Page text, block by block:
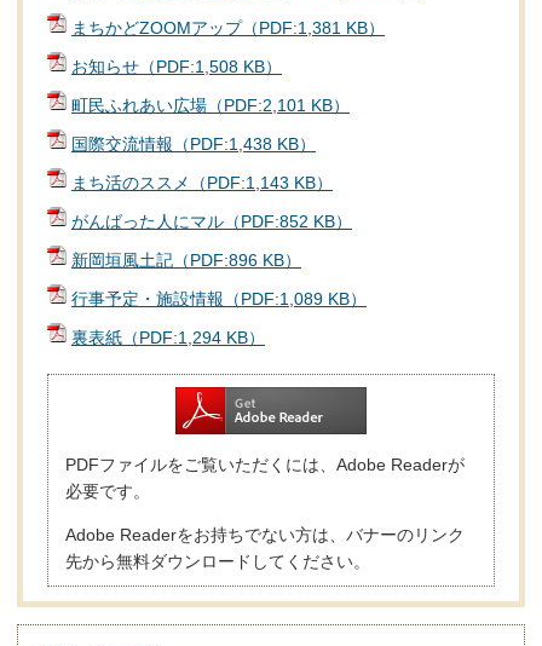
まちかどZOOMアップ（PDF:1,381 KB）
お知らせ（PDF:1,508 KB）
町民ふれあい広場（PDF:2,101 KB）
国際交流情報（PDF:1,438 KB）
まち活のススメ（PDF:1,143 KB）
がんばった人にマル（PDF:852 KB）
新岡垣風土記（PDF:896 KB）
行事予定・施設情報（PDF:1,089 KB）
裏表紙（PDF:1,294 KB）
PDFファイルをご覧いただくには、Adobe Readerが
必要です。
Adobe Readerをお持ちでない方は、バナーのリンク
先から無料ダウンロードしてください。